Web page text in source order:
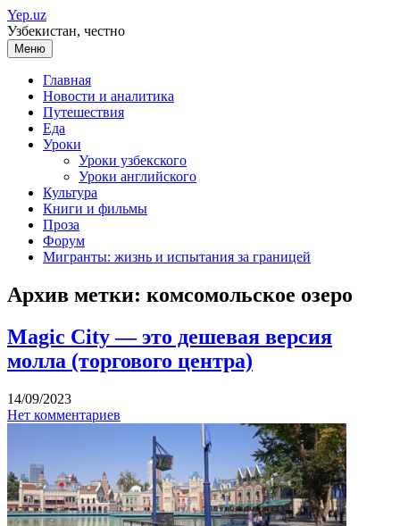
Перейти
к
содержимому
Yep.uz
Узбекистан, честно
Меню
Главная
Новости и аналитика
Путешествия
Еда
Уроки
Уроки узбекского
Уроки английского
Культура
Книги и фильмы
Проза
Форум
Мигранты: жизнь и испытания за границей
Архив метки: комсомольское озеро
Magic City — это дешевая версия
молла (торгового центра)
14/09/2023
Нет комментариев